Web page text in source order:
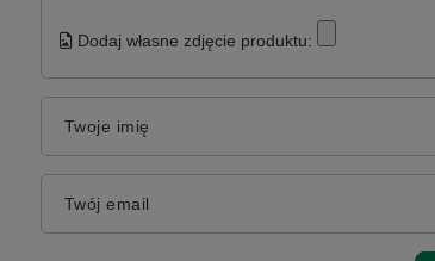
Dodaj własne zdjęcie produktu:
Twoje imię
Twój email